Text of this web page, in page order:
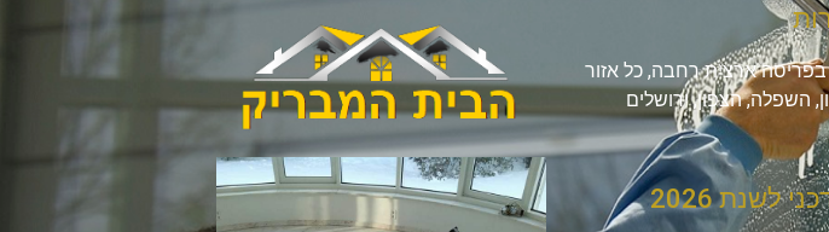
בפריסה ארצית רחבה, כל אזור
השפלה, הצפון, ירושלים
לשנת 2026